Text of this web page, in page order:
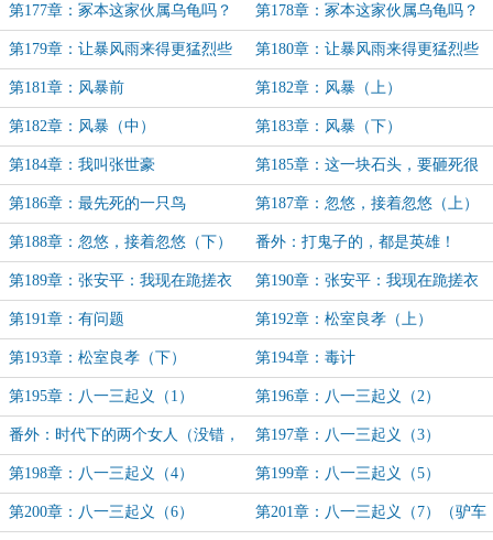
平 革面重新做人，求订阅！）
第177章：冢本这家伙属乌龟吗？
（上）
第178章：冢本这家伙属乌龟吗？
（下）
第179章：让暴风雨来得更猛烈些
吧！（上）（没有龙骑士，没有龙骑
士！）
第180章：让暴风雨来得更猛烈些
吧！（下）
第181章：风暴前 第182章：风暴（上）
第182章：风暴（中） 第183章：风暴（下）
第184章：我叫张世豪 第185章：这一块石头，要砸死很
多的鸟
第186章：最先死的一只鸟 第187章：忽悠，接着忽悠（上）
第188章：忽悠，接着忽悠（下） 番外：打鬼子的，都是英雄！
第189章：张安平：我现在跪搓衣
板还来得及么？（上）
第190章：张安平：我现在跪搓衣
板还来得及么？（下）
第191章：有问题 第192章：松室良孝（上）
第193章：松室良孝（下） 第194章：毒计
第195章：八一三起义（1） 第196章：八一三起义（2）
番外：时代下的两个女人（没错，
我就是又免费的番外）
第197章：八一三起义（3）
第198章：八一三起义（4） 第199章：八一三起义（5）
第200章：八一三起义（6） 第201章：八一三起义（7）（驴车